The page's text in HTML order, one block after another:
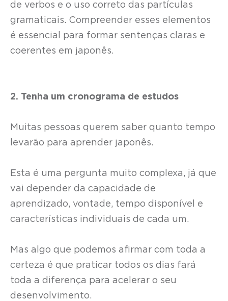
de verbos e o uso correto das partículas
gramaticais. Compreender esses elementos
é essencial para formar sentenças claras e
coerentes em japonês.
2. Tenha um cronograma de estudos
Muitas pessoas querem saber quanto tempo
levarão para aprender japonês.
Esta é uma pergunta muito complexa, já que
vai depender da capacidade de
aprendizado, vontade, tempo disponível e
características individuais de cada um.
Mas algo que podemos afirmar com toda a
certeza é que praticar todos os dias fará
toda a diferença para acelerar o seu
desenvolvimento.